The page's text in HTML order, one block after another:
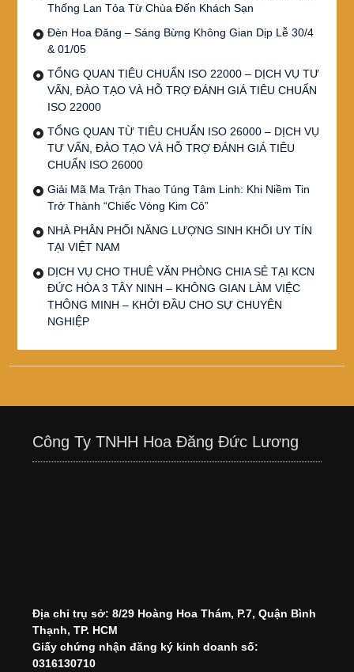
Thống Lan Tỏa Từ Chùa Đến Khách Sạn
Đèn Hoa Đăng – Sáng Bừng Không Gian Dịp Lễ 30/4
& 01/05
TỔNG QUAN TIÊU CHUẨN ISO 22000 – DỊCH VỤ TƯ
VẤN, ĐÀO TẠO VÀ HỖ TRỢ ĐÁNH GIÁ TIÊU CHUẨN
ISO 22000
TỔNG QUAN TỪ TIÊU CHUẨN ISO 26000 – DỊCH VỤ
TƯ VẤN, ĐÀO TẠO VÀ HỖ TRỢ ĐÁNH GIÁ TIÊU
CHUẨN ISO 26000
Giải Mã Ma Trận Thao Túng Tâm Linh: Khi Niềm Tin
Trở Thành “Chiếc Vòng Kim Cô”
NHÀ PHÂN PHỐI NĂNG LƯỢNG SINH KHỐI UY TÍN
TẠI VIỆT NAM
DỊCH VỤ CHO THUÊ VĂN PHÒNG CHIA SẺ TẠI KCN
ĐỨC HÒA 3 TÂY NINH – KHÔNG GIAN LÀM VIỆC
THÔNG MINH – KHỞI ĐẦU CHO SỰ CHUYÊN
NGHIỆP
Công Ty TNHH Hoa Đăng Đức Lương
Địa chỉ trụ sở: 8/29 Hoàng Hoa Thám, P.7, Quận Bình
Thạnh, TP. HCM
Giấy chứng nhận đăng ký kinh doanh số:
0316130710